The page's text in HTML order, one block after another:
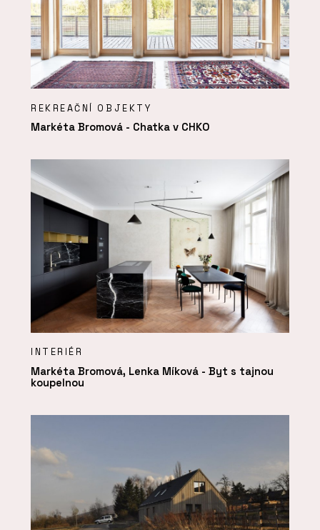
REKREAČNÍ OBJEKTY
Markéta Bromová - Chatka v CHKO
INTERIÉR
Markéta Bromová, Lenka Míková - Byt s tajnou
koupelnou